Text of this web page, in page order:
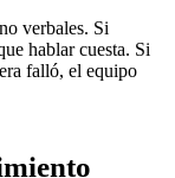
verbales. Si
hablar cuesta. Si
falló, el equipo